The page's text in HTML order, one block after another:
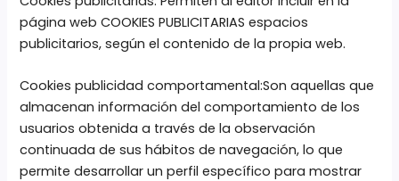
página web COOKIES PUBLICITARIAS espacios
publicitarios, según el contenido de la propia web.
Cookies publicidad comportamental:Son aquellas que
almacenan información del comportamiento de los
usuarios obtenida a través de la observación
continuada de sus hábitos de navegación, lo que
permite desarrollar un perfil específico para mostrar